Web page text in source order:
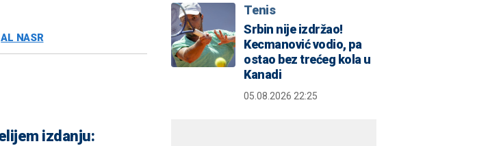
AL NASR
izdanju:
Tenis
Srbin nije izdržao!
Kecmanović vodio, pa
ostao bez trećeg kola u
Kanadi
05.08.2026 22:25